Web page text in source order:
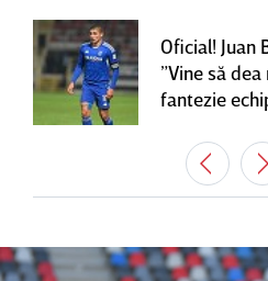
Oficial! Juan
”Vine să
fantezie